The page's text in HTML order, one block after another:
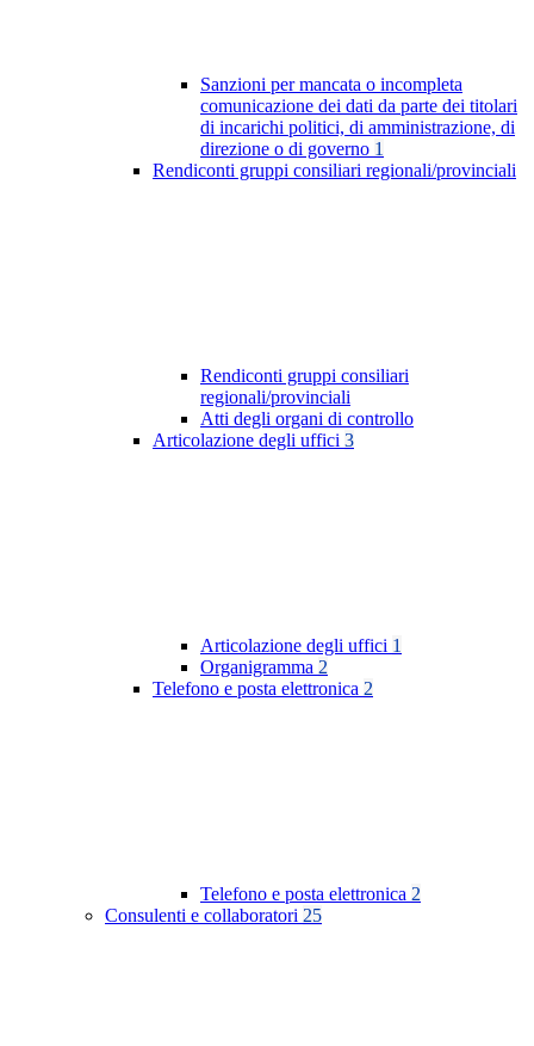
Sanzioni per mancata o incompleta
comunicazione dei dati da parte dei titolari
di incarichi politici, di amministrazione, di
direzione o di governo 1
Rendiconti gruppi consiliari regionali/provinciali
Rendiconti gruppi consiliari
regionali/provinciali
Atti degli organi di controllo
Articolazione degli uffici 3
Articolazione degli uffici 1
Organigramma 2
Telefono e posta elettronica 2
Telefono e posta elettronica 2
Consulenti e collaboratori 25